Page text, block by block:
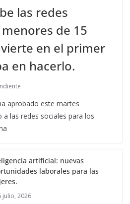
las redes
de 15
en el primer
en hacerlo.
aprobado este martes
a las redes sociales para los
artificial: nuevas
laborales para las
julio, 2026